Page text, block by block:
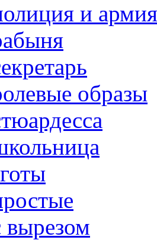
и армия
образы
вырезом